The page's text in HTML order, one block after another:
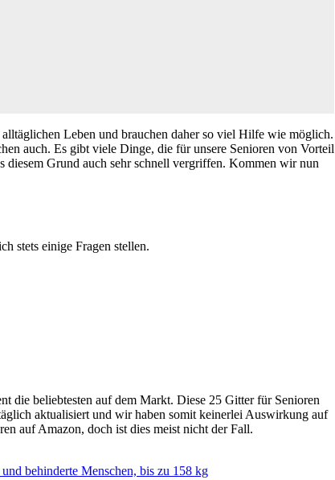
Leben und brauchen daher so viel Hilfe wie möglich.
auch. Es gibt viele Dinge, die für unsere Senioren von Vorteil
diesem Grund auch sehr schnell vergriffen. Kommen wir nun
stets einige Fragen stellen.
die beliebtesten auf dem Markt. Diese 25 Gitter für Senioren
aktualisiert und wir haben somit keinerlei Auswirkung auf
auf Amazon, doch ist dies meist nicht der Fall.